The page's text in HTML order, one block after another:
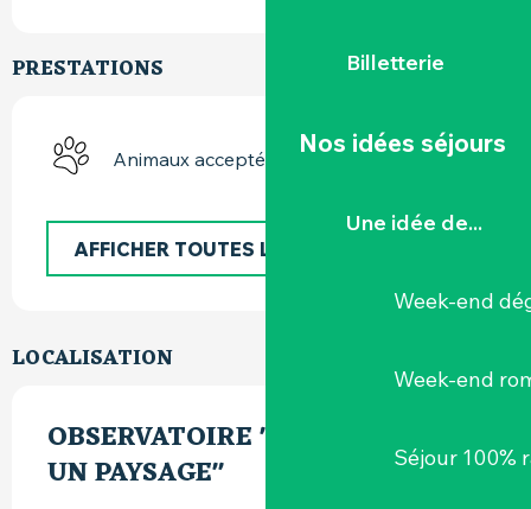
Billetterie
Nos idées séjours
Une idée de...
Week-end
Week-end
Séjour 100%
PRESTATIONS
Animaux acceptés
AFFICHER TOUTES LES PRESTATIONS
LOCALISATION
OBSERVATOIRE "RACONTE-MOI
UN PAYSAGE"